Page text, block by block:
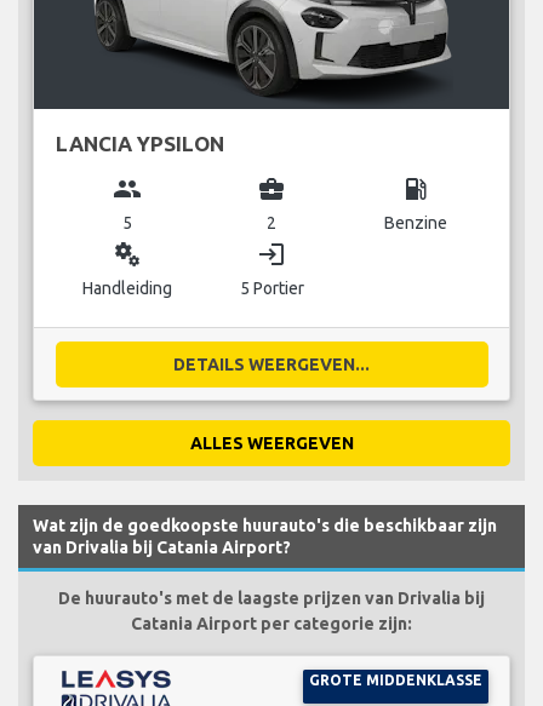
LANCIA YPSILON
group
5
business_center
2
local_gas_station
Benzine
miscellaneous_services
Handleiding
login
5 Portier
DETAILS WEERGEVEN...
ALLES WEERGEVEN
Wat zijn de goedkoopste huurauto's die beschikbaar zijn
van Drivalia bij Catania Airport?
De huurauto's met de laagste prijzen van Drivalia bij
Catania Airport per categorie zijn:
GROTE MIDDENKLASSE